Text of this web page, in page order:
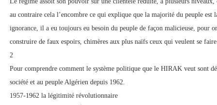
au contraire cela l’encombre ce qui explique que la majorité du peuple est
ignorance, il a eu toujours eu besoin du peuple de façon malicieuse, pour
construire de faux espoirs, chimères aux plus naïfs ceux qui veulent se
2
Pour comprendre comment le système politique que le HIRAK veut sont
société et au peuple Algérien depuis 1962.
1957-1962 la légitimité révolutionnaire